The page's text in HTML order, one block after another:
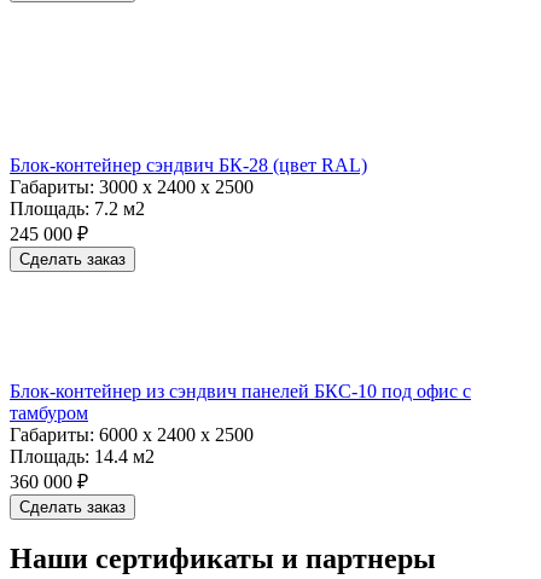
Блок-контейнер сэндвич БК-28 (цвет RAL)
Габариты: 3000 х 2400 х 2500
Площадь: 7.2 м2
245 000 ₽
Сделать заказ
Блок-контейнер из сэндвич панелей БКС-10 под офис с
тамбуром
Габариты: 6000 х 2400 х 2500
Площадь: 14.4 м2
360 000 ₽
Сделать заказ
Наши сертификаты и партнеры